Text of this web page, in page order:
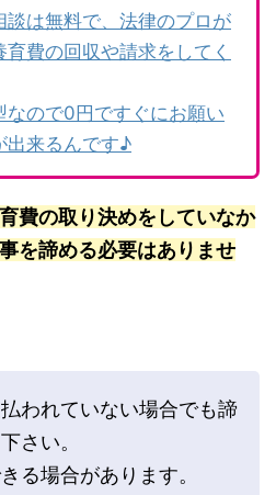
談は無料で、法律のプロが
育費の回収や請求をしてく
なので0円ですぐにお願い
出来るんです♪
費の取り決めをしていなか
を諦める必要はありませ
われていない場合でも諦
さい。
る場合があります。